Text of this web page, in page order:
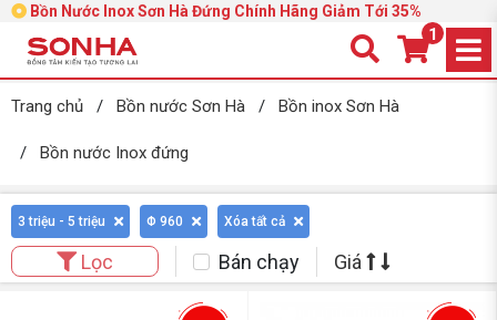
Bồn Nước Inox Sơn Hà Đứng Chính Hãng Giảm Tới 35%
1
Trang chủ / Bồn nước Sơn Hà / Bồn inox Sơn Hà
/ Bồn nước Inox đứng
3 triệu - 5 triệu Φ 960 Xóa tất cả
Lọc Bán chạy Giá